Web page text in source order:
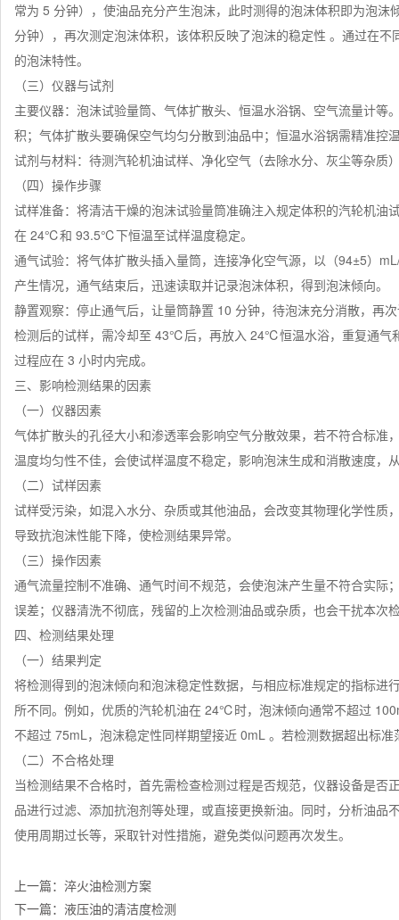
常为 5 分钟），使油品充分产生泡沫，此时测得的泡沫体积即为泡
分钟），再次测定泡沫体积，该体积反映了泡沫的稳定性 。通过在
的泡沫特性。
（三）仪器与试剂
主要仪器：泡沫试验量筒、气体扩散头、恒温水浴锅、空气流量计等
积；气体扩散头要确保空气均匀分散到油品中；恒温水浴锅需精准控
试剂与材料：待测汽轮机油试样、净化空气（去除水分、灰尘等杂质
（四）操作步骤
试样准备：将清洁干燥的泡沫试验量筒准确注入规定体积的汽轮机油
在 24℃和 93.5℃下恒温至试样温度稳定。
通气试验：将气体扩散头插入量筒，连接净化空气源，以（94±5）
产生情况，通气结束后，迅速读取并记录泡沫体积，得到泡沫倾向。
静置观察：停止通气后，让量筒静置 10 分钟，待泡沫充分消散，
检测后的试样，需冷却至 43℃后，再放入 24℃恒温水浴，重复通
过程应在 3 小时内完成。
三、影响检测结果的因素
（一）仪器因素
气体扩散头的孔径大小和渗透率会影响空气分散效果，若不符合标准
温度均匀性不佳，会使试样温度不稳定，影响泡沫生成和消散速度，
（二）试样因素
试样受污染，如混入水分、杂质或其他油品，会改变其物理化学性质
导致抗泡沫性能下降，使检测结果异常。
（三）操作因素
通气流量控制不准确、通气时间不规范，会使泡沫产生量不符合实际
误差；仪器清洗不彻底，残留的上次检测油品或杂质，也会干扰本次
四、检测结果处理
（一）结果判定
将检测得到的泡沫倾向和泡沫稳定性数据，与相应标准规定的指标进
所不同。例如，优质的汽轮机油在 24℃时，泡沫倾向通常不超过
不超过 75mL，泡沫稳定性同样期望接近 0mL 。若检测数据超出标
（二）不合格处理
当检测结果不合格时，首先需检查检测过程是否规范，仪器设备是
品进行过滤、添加抗泡剂等处理，或直接更换新油。同时，分析油品
使用周期过长等，采取针对性措施，避免类似问题再次发生。
上一篇： 淬火油检测方案
下一篇： 液压油的清洁度检测